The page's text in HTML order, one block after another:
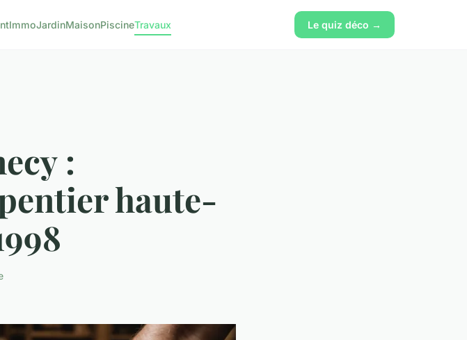
ImmoJardinMaisonPiscineTravaux Le quiz déco →
:
haute-